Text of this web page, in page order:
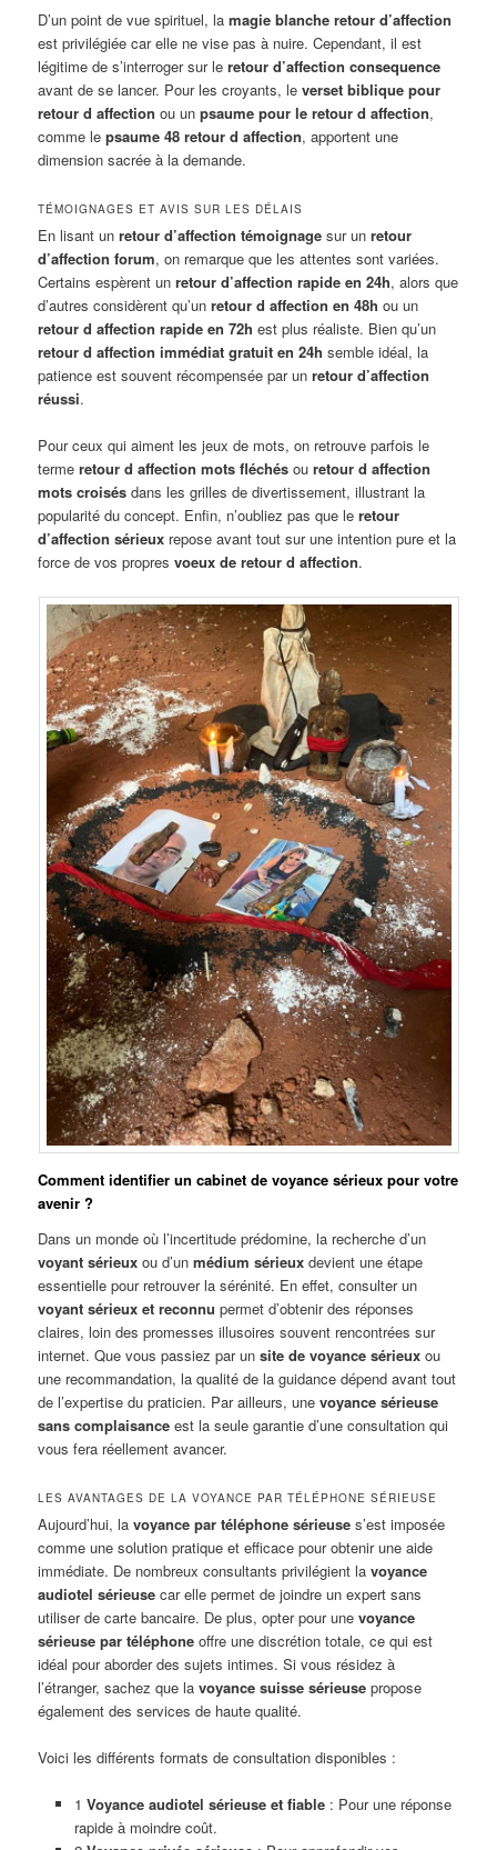
D’un point de vue spirituel, lamagie blanche retour d’affection
est privilégiée car elle ne vise pas à nuire. Cependant, il est
légitime de s’interroger sur leretour d’affection consequence
avant de se lancer. Pour les croyants, leverset biblique pour
retour d affection ou unpsaume pour le retour d affection,
comme lepsaume 48 retour d affection, apportent une
dimension sacrée à la demande.
TÉMOIGNAGES ET AVIS SUR LES DÉLAIS
En lisant unretour d’affection témoignage sur unretour
d’affection forum, on remarque que les attentes sont variées.
Certains espèrent unretour d’affection rapide en 24h, alors que
d’autres considèrent qu’unretour d affection en 48h ou un
retour d affection rapide en 72h est plus réaliste. Bien qu’un
retour d affection immédiat gratuit en 24h semble idéal, la
patience est souvent récompensée par unretour d’affection
réussi.
Pour ceux qui aiment les jeux de mots, on retrouve parfois le
termeretour d affection mots fléchés ouretour d affection
mots croisés dans les grilles de divertissement, illustrant la
popularité du concept. Enfin, n’oubliez pas que leretour
d’affection sérieux repose avant tout sur une intention pure et la
force de vos propresvoeux de retour d affection.
Comment identifier un cabinet de voyance sérieux pour votre
avenir ?
Dans un monde où l’incertitude prédomine, la recherche d’un
voyant sérieux ou d’unmédium sérieux devient une étape
essentielle pour retrouver la sérénité. En effet, consulter un
voyant sérieux et reconnu permet d’obtenir des réponses
claires, loin des promesses illusoires souvent rencontrées sur
internet. Que vous passiez par unsite de voyance sérieux ou
une recommandation, la qualité de la guidance dépend avant tout
de l’expertise du praticien. Par ailleurs, unevoyance sérieuse
sans complaisance est la seule garantie d’une consultation qui
vous fera réellement avancer.
LES AVANTAGES DE LA VOYANCE PAR TÉLÉPHONE SÉRIEUSE
Aujourd’hui, lavoyance par téléphone sérieuse s’est imposée
comme une solution pratique et efficace pour obtenir une aide
immédiate. De nombreux consultants privilégient lavoyance
audiotel sérieuse car elle permet de joindre un expert sans
utiliser de carte bancaire. De plus, opter pour unevoyance
sérieuse par téléphone offre une discrétion totale, ce qui est
idéal pour aborder des sujets intimes. Si vous résidez à
l’étranger, sachez que lavoyance suisse sérieuse propose
également des services de haute qualité.
Voici les différents formats de consultation disponibles :
1 Voyance audiotel sérieuse et fiable: Pour une réponse
rapide à moindre coût.